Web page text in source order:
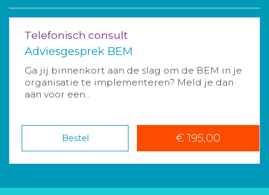
Telefonisch consult
Adviesgesprek BEM
Ga jij binnenkort aan de slag om de BEM in je
organisatie te implementeren? Meld je dan
aan voor een...
Bestel € 195,00